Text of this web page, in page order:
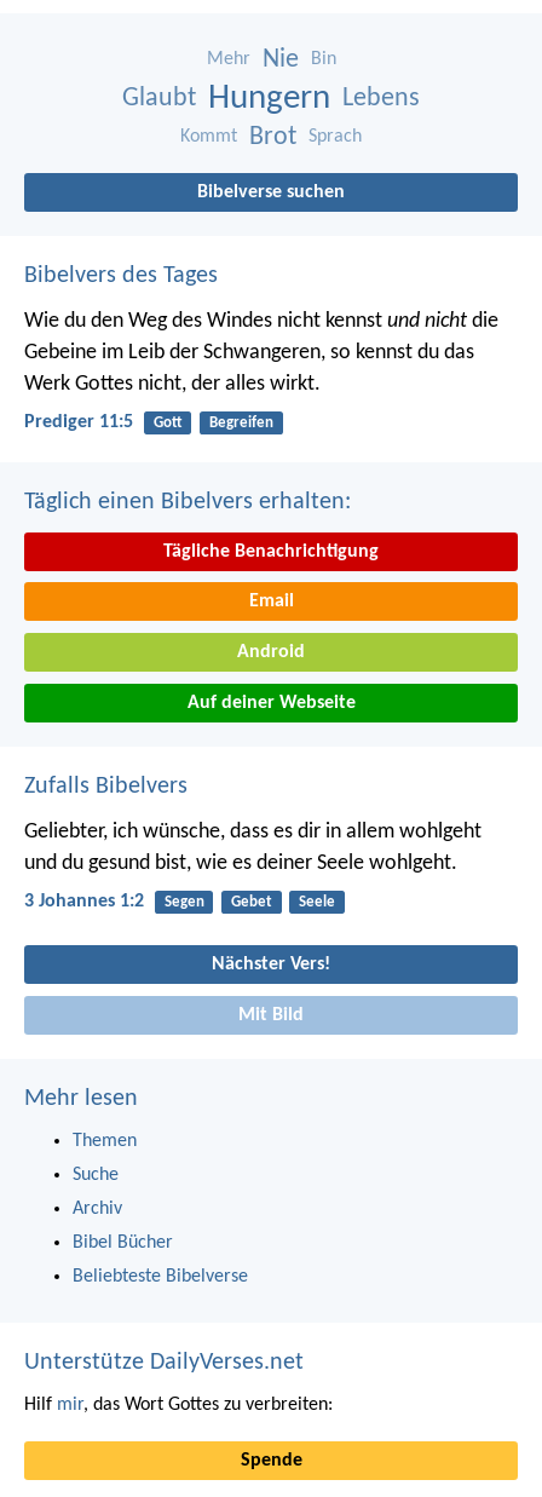
Mehr Nie Bin
Glaubt Hungern Lebens
Kommt Brot Sprach
Bibelverse suchen
Bibelvers des Tages
Wie du den Weg des Windes nicht kennst und nicht die
Gebeine im Leib der Schwangeren, so kennst du das
Werk Gottes nicht, der alles wirkt.
Prediger 11:5 Gott Begreifen
Täglich einen Bibelvers erhalten:
Tägliche Benachrichtigung
Email
Android
Auf deiner Webseite
Zufalls Bibelvers
Geliebter, ich wünsche, dass es dir in allem wohlgeht
und du gesund bist, wie es deiner Seele wohlgeht.
3 Johannes 1:2 Segen Gebet Seele
Nächster Vers!
Mit Bild
Mehr lesen
Themen
Suche
Archiv
Bibel Bücher
Beliebteste Bibelverse
Unterstütze DailyVerses.net
Hilf mir, das Wort Gottes zu verbreiten:
Spende